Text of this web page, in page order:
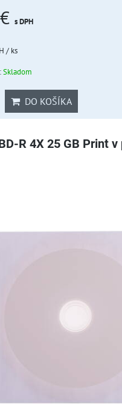
s DPH
/ ks
Skladom
DO KOŠÍKA
R 4X 25 GB Print